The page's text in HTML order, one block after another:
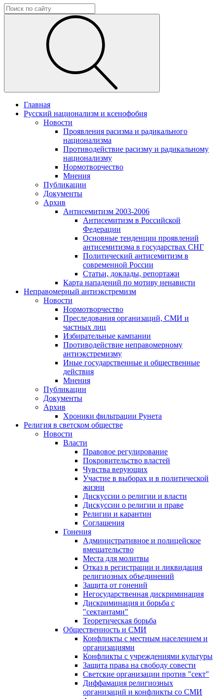
Главная
Русский национализм и ксенофобия
Новости
Проявления расизма и радикального
национализма
Противодействие расизму и радикальному
национализму
Нормотворчество
Мнения
Публикации
Документы
Архив
Антисемитизм 2003-2006
Антисемитизм в Российской
Федерации
Основные тенденции проявлений
антисемитизма в государствах СНГ
Политический антисемитизм в
современной России
Статьи, доклады, репортажи
Карта нападений по мотиву ненависти
Неправомерный антиэкстремизм
Новости
Нормотворчество
Преследования организаций, СМИ и
частных лиц
Избирательные кампании
Противодействие неправомерному
антиэкстремизму
Иные государственные и общественные
действия
Мнения
Публикации
Документы
Архив
Хроники фильтрации Рунета
Религия в светском обществе
Новости
Власти
Правовое регулирование
Покровительство властей
Чувства верующих
Участие в выборах и в политической
жизни
Дискуссии о религии и власти
Дискуссии о религии и праве
Религии и карантин
Соглашения
Гонения
Административное и полицейское
вмешательство
Места для молитвы
Отказ в регистрации и ликвидация
религиозных объединений
Защита от гонений
Негосударственная дискриминация
Дискриминация и борьба с
"сектантами"
Теоретическая борьба
Общественность и СМИ
Конфликты с местным населением и
организациями
Конфликты с учреждениями культуры
Защита права на свободу совести
Светские организации против "сект"
Диффамация религиозных
организаций и конфликты со СМИ